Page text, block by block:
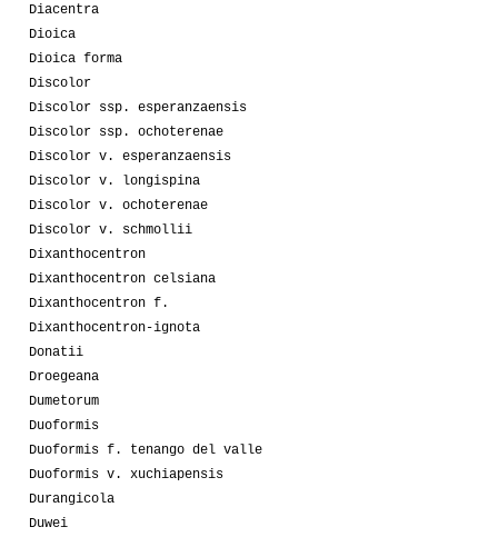
Diacentra
Dioica
Dioica forma
Discolor
Discolor ssp. esperanzaensis
Discolor ssp. ochoterenae
Discolor v. esperanzaensis
Discolor v. longispina
Discolor v. ochoterenae
Discolor v. schmollii
Dixanthocentron
Dixanthocentron celsiana
Dixanthocentron f.
Dixanthocentron-ignota
Donatii
Droegeana
Dumetorum
Duoformis
Duoformis f. tenango del valle
Duoformis v. xuchiapensis
Durangicola
Duwei